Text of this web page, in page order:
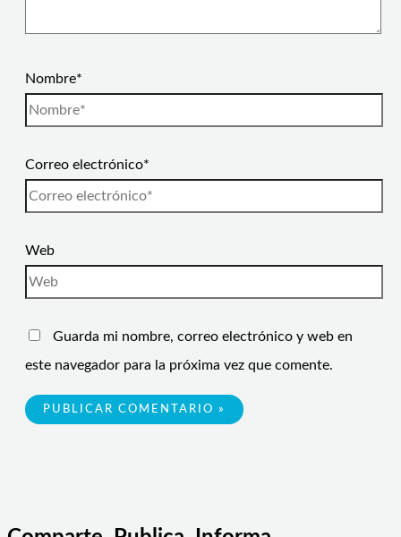
Nombre*
Correo electrónico*
Web
Guarda mi nombre, correo electrónico y web en
este navegador para la próxima vez que comente.